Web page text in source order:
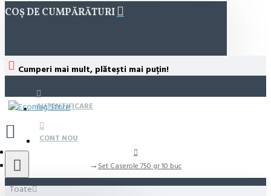
COȘ DE CUMPĂRĂTURI
Cumperi mai mult, plătești mai puțin!
AUTENTIFICARE
CONT NOU
Toate
Set Caserole 750 gr 10 buc